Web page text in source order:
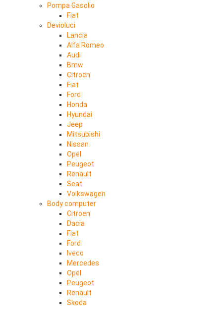
Pompa Gasolio
Fiat
Devioluci
Lancia
Alfa Romeo
Audi
Bmw
Citroen
Fiat
Ford
Honda
Hyundai
Jeep
Mitsubishi
Nissan
Opel
Peugeot
Renault
Seat
Volkswagen
Body computer
Citroen
Dacia
Fiat
Ford
Iveco
Mercedes
Opel
Peugeot
Renault
Skoda